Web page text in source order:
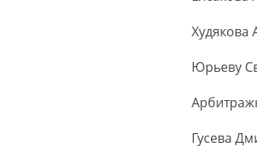
Худякова
Юрьеву
Гусева